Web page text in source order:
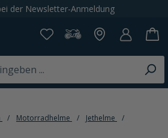
der Newsletter-Anmeldung
Motorradhelme
Jethelme